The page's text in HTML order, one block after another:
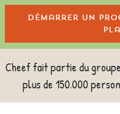
Démarrer un
Cheef fait partie du groupe
plus de 150.000